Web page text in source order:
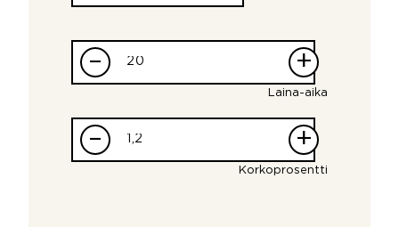
– +
Laina-aika
– +
Korkoprosentti